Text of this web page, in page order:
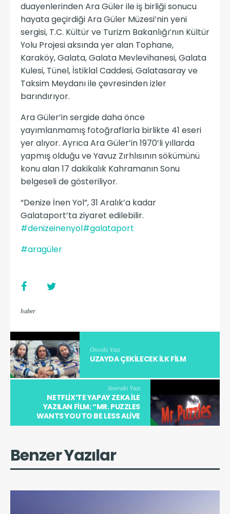
duayenlerinden Ara Güler ile iş birliği sonucu
hayata geçirdiği Ara Güler Müzesi’nin yeni
sergisi, T.C. Kültür ve Turizm Bakanlığı’nın Kültür
Yolu Projesi aksında yer alan Tophane,
Karaköy, Galata, Galata Mevlevihanesi, Galata
Kulesi, Tünel, İstiklal Caddesi, Galatasaray ve
Taksim Meydanı ile çevresinden izler
barındırıyor.
Ara Güler’in sergide daha önce
yayımlanmamış fotoğraflarla birlikte 41 eseri
yer alıyor. Ayrıca Ara Güler’in 1970’li yıllarda
yapmış olduğu ve Yavuz Zırhlısının sökümünü
konu alan 17 dakikalık Kahramanın Sonu
belgeseli de gösteriliyor.
​“Denize İnen Yol”, 31 Aralık’a kadar
Galataport’ta ziyaret edilebilir.
#denizeinenyol#galataport
#aragüler
haber
Önceki Yazı
UZAYDA ÇEKILECEK İLK FILM
Sonraki Yazı
NETFLIX’TE YAPAY ZEKA ILE
YAZILAN FILM; “MR. PUZZLES
WANTS YOU TO BE LESS ALIVE
Benzer Yazılar